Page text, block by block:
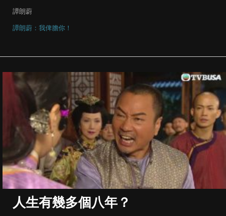
譚朗蔚
譚朗蔚：我俾膽你！
人生有幾多個八年？